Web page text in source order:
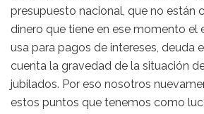
presupuesto nacional, que no están
dinero que tiene en ese momento el
usa para pagos de intereses, deuda
cuenta la gravedad de la situación
jubilados. Por eso nosotros
estos puntos que tenemos como